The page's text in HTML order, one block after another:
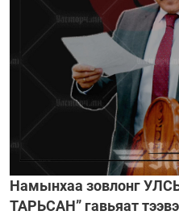
Намынхаа зовлонг
ТАРЬСАН” гавьяат